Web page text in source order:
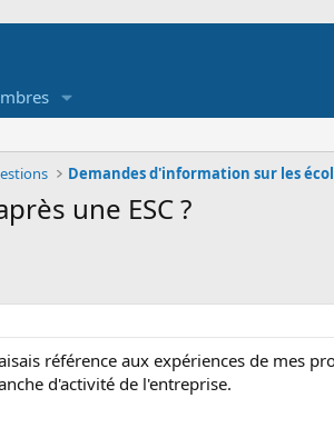
une ESC ?
référence aux expériences de mes
d'activité de l'entreprise.